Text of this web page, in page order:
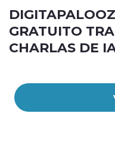
GRATUITO
CHARLAS DE